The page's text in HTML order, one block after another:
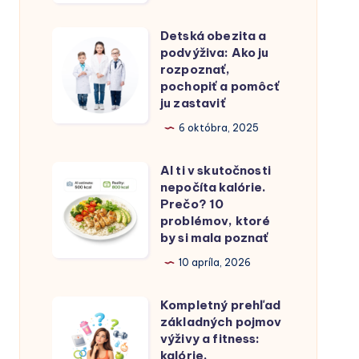
rozdiely
medzi
ľuďmi
fitka
doktorov…
obezita
podvýživa:
pochopiť
pomôcť
Detská obezita a
podvýživa: Ako ju
rozpoznať,
pochopiť a pomôcť
ju zastaviť
6 októbra, 2025
skutočnosti
problémov,
AI ti v skutočnosti
nepočíta kalórie.
Prečo? 10
problémov, ktoré
by si mala poznať
10 apríla, 2026
prehľad
základných
Kompletný prehľad
základných pojmov
výživy a fitness:
kalórie,